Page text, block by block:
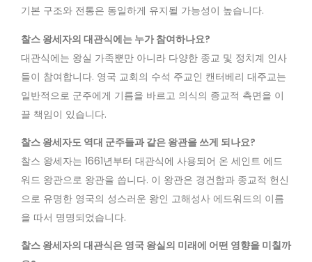
기본 구조와 전통은 동일하게 유지될 가능성이 높습니다.
찰스 왕세자의 대관식에는 누가 참여하나요?
대관식에는 왕실 가족뿐만 아니라 다양한 종교 및 정치계 인사
들이 참여합니다. 영국 교회의 수석 주교인 캔터베리 대주교는
일반적으로 군주에게 기름을 바르고 의식의 종교적 측면을 이
끌 책임이 있습니다.
찰스 왕세자도 역대 군주들과 같은 왕관을 쓰게 되나요?
찰스 왕세자는 1661년부터 대관식에 사용되어 온 세인트 에드
워드 왕관으로 왕관을 씁니다. 이 왕관은 경건함과 종교적 헌신
으로 유명한 영국의 성스러운 왕인 고해성사 에드워드의 이름
을 따서 명명되었습니다.
찰스 왕세자의 대관식은 영국 왕실의 미래에 어떤 영향을 미칠까